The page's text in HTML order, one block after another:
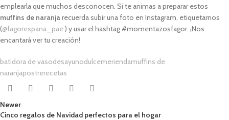
emplearla que muchos desconocen. Si te animas a preparar estos
muffins de naranja recuerda subir una foto en Instagram, etiquetarnos
(@fagorespana_pae) y usar el hashtag #momentazosfagor. ¡Nos
encantará ver tu creación!
batidora de vasodesayunodulcemeriendamuffins de
naranjapostrerecetas
Newer
Cinco regalos de Navidad perfectos para el hogar